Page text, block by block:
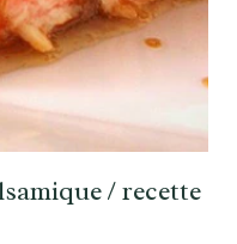
/ recette